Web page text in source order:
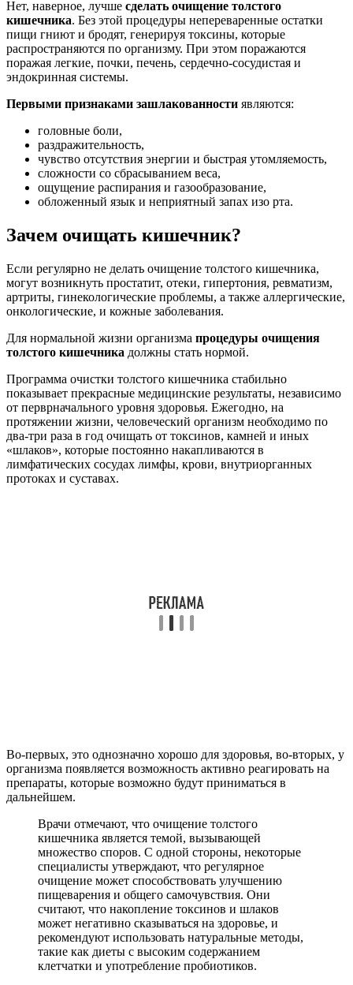
Нет, наверное, лучше сделать очищение толстого
кишечника. Без этой процедуры непереваренные остатки
пищи гниют и бродят, генерируя токсины, которые
распространяются по организму. При этом поражаются
поражая легкие, почки, печень, сердечно-сосудистая и
эндокринная системы.
Первыми признаками зашлакованности являются:
головные боли,
раздражительность,
чувство отсутствия энергии и быстрая утомляемость,
сложности со сбрасыванием веса,
ощущение распирания и газообразование,
обложенный язык и неприятный запах изо рта.
Зачем очищать кишечник?
Если регулярно не делать очищение толстого кишечника,
могут возникнуть простатит, отеки, гипертония, ревматизм,
артриты, гинекологические проблемы, а также аллергические,
онкологические, и кожные заболевания.
Для нормальной жизни организма процедуры очищения
толстого кишечника должны стать нормой.
Программа очистки толстого кишечника стабильно
показывает прекрасные медицинские результаты, независимо
от перврначального уровня здоровья. Ежегодно, на
протяжении жизни, человеческий организм необходимо по
два-три раза в год очищать от токсинов, камней и иных
«шлаков», которые постоянно накапливаются в
лимфатических сосудах лимфы, крови, внутриорганных
протоках и суставах.
Во-первых, это однозначно хорошо для здоровья, во-вторых, у
организма появляется возможность активно реагировать на
препараты, которые возможно будут приниматься в
дальнейшем.
Врачи отмечают, что очищение толстого
кишечника является темой, вызывающей
множество споров. С одной стороны, некоторые
специалисты утверждают, что регулярное
очищение может способствовать улучшению
пищеварения и общего самочувствия. Они
считают, что накопление токсинов и шлаков
может негативно сказываться на здоровье, и
рекомендуют использовать натуральные методы,
такие как диеты с высоким содержанием
клетчатки и употребление пробиотиков.